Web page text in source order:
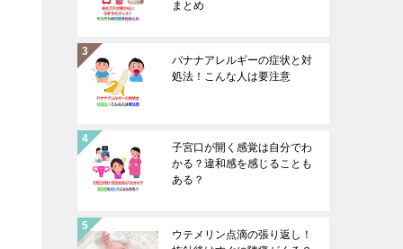
まとめ
バナナアレルギーの症状と対
処法！こんな人は要注意
子宮口が開く感覚は自分でわ
かる？違和感を感じることも
ある？
ウテメリン点滴の張り返し！